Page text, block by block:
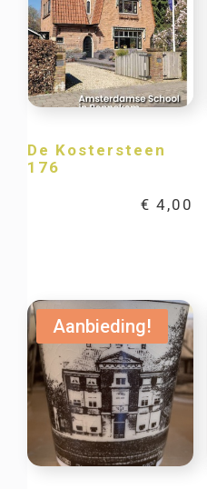
De Kostersteen
176
€ 4,00
Aanbieding!